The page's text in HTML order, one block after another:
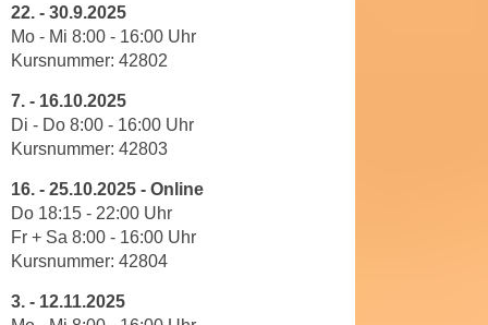
22. - 30.9.2025
Mo - Mi 8:00 - 16:00 Uhr
Kursnummer: 42802
7. - 16.10.2025
Di - Do 8:00 - 16:00 Uhr
Kursnummer: 42803
16. - 25.10.2025 - Online
Do 18:15 - 22:00 Uhr
Fr + Sa 8:00 - 16:00 Uhr
Kursnummer: 42804
3. - 12.11.2025
h
i
n
a
u
s
i
n
e
n
r
s
o
e
n
e
z
o
g
e